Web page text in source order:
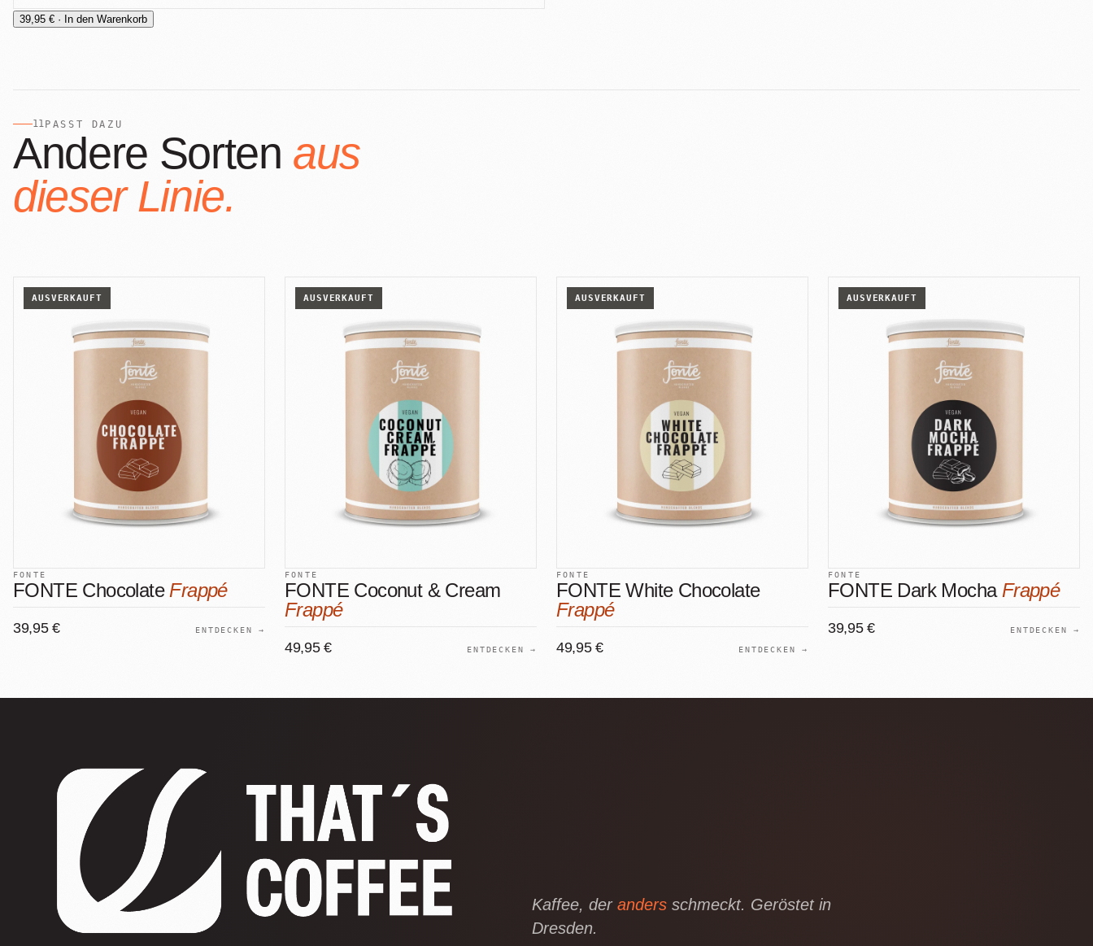
Alle Produkte
39,95 € · In den Warenkorb
11PASST DAZU
Andere Sorten aus
dieser Linie.
AUSVERKAUFT
FONTE
FONTE Chocolate Frappé
39,95 € ENTDECKEN →
AUSVERKAUFT
FONTE
FONTE Coconut & Cream
Frappé
49,95 € ENTDECKEN →
AUSVERKAUFT
FONTE
FONTE White Chocolate
Frappé
49,95 € ENTDECKEN →
AUSVERKAUFT
FONTE
FONTE Dark Mocha Frappé
39,95 € ENTDECKEN →
Kaffee, der andersschmeckt. Geröstet in
Dresden.